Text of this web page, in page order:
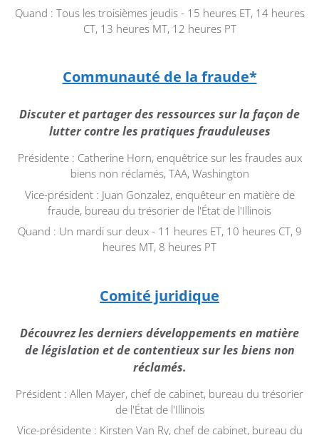
Quand : Tous les troisièmes jeudis - 15 heures ET, 14 heures
CT, 13 heures MT, 12 heures PT
Communauté de la fraude*
Discuter et partager des ressources sur la façon de
lutter contre les pratiques frauduleuses
Présidente : Catherine Horn, enquêtrice sur les fraudes aux
biens non réclamés, TAA, Washington
Vice-président : Juan Gonzalez, enquêteur en matière de
fraude, bureau du trésorier de l'État de l'Illinois
Quand : Un mardi sur deux - 11 heures ET, 10 heures CT, 9
heures MT, 8 heures PT
Comité juridique
Découvrez les derniers développements en matière
de législation et de contentieux sur les biens non
réclamés.
Président : Allen Mayer, chef de cabinet, bureau du trésorier
de l'État de l'Illinois
Vice-présidente : Kirsten Van Ry, chef de cabinet, bureau du